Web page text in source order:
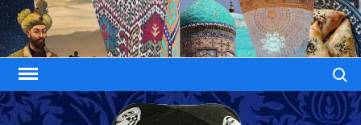
Skip
to
content